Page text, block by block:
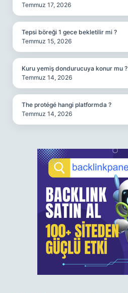
Temmuz 17, 2026
Tepsi böreği 1 gece bekletilir mi ?
Temmuz 15, 2026
Kuru yemiş dondurucuya konur mu ?
Temmuz 14, 2026
The protégé hangi platformda ?
Temmuz 14, 2026